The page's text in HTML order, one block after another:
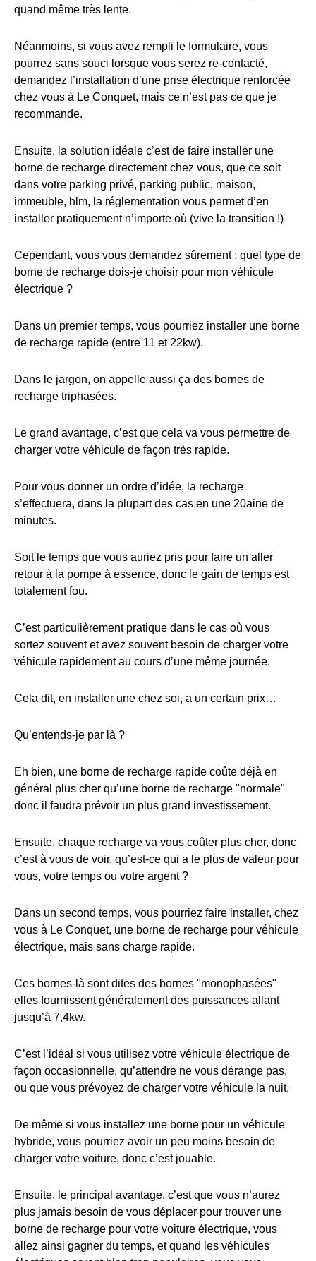
quand même très lente.
Néanmoins, si vous avez rempli le formulaire, vous
pourrez sans souci lorsque vous serez re-contacté,
demandez l’installation d’une prise électrique renforcée
chez vous à Le Conquet, mais ce n’est pas ce que je
recommande.
Ensuite, la solution idéale c’est de faire installer une
borne de recharge directement chez vous, que ce soit
dans votre parking privé, parking public, maison,
immeuble, hlm, la réglementation vous permet d’en
installer pratiquement n’importe où (vive la transition !)
Cependant, vous vous demandez sûrement : quel type de
borne de recharge dois-je choisir pour mon véhicule
électrique ?
Dans un premier temps, vous pourriez installer une borne
de recharge rapide (entre 11 et 22kw).
Dans le jargon, on appelle aussi ça des bornes de
recharge triphasées.
Le grand avantage, c’est que cela va vous permettre de
charger votre véhicule de façon très rapide.
Pour vous donner un ordre d’idée, la recharge
s’effectuera, dans la plupart des cas en une 20aine de
minutes.
Soit le temps que vous auriez pris pour faire un aller
retour à la pompe à essence, donc le gain de temps est
totalement fou.
C’est particulièrement pratique dans le cas où vous
sortez souvent et avez souvent besoin de charger votre
véhicule rapidement au cours d’une même journée.
Cela dit, en installer une chez soi, a un certain prix…
Qu’entends-je par là ?
Eh bien, une borne de recharge rapide coûte déjà en
général plus cher qu’une borne de recharge "normale"
donc il faudra prévoir un plus grand investissement.
Ensuite, chaque recharge va vous coûter plus cher, donc
c’est à vous de voir, qu’est-ce qui a le plus de valeur pour
vous, votre temps ou votre argent ?
Dans un second temps, vous pourriez faire installer, chez
vous à Le Conquet, une borne de recharge pour véhicule
électrique, mais sans charge rapide.
Ces bornes-là sont dites des bornes "monophasées"
elles fournissent généralement des puissances allant
jusqu’à 7,4kw.
C’est l’idéal si vous utilisez votre véhicule électrique de
façon occasionnelle, qu’attendre ne vous dérange pas,
ou que vous prévoyez de charger votre véhicule la nuit.
De même si vous installez une borne pour un véhicule
hybride, vous pourriez avoir un peu moins besoin de
charger votre voiture, donc c’est jouable.
Ensuite, le principal avantage, c’est que vous n’aurez
plus jamais besoin de vous déplacer pour trouver une
borne de recharge pour votre voiture électrique, vous
allez ainsi gagner du temps, et quand les véhicules